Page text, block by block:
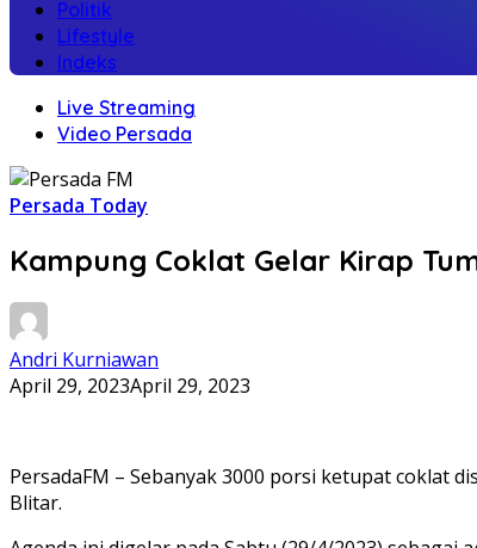
Politik
Lifestyle
Indeks
Live Streaming
Video Persada
Persada Today
Kampung Coklat Gelar Kirap
Andri Kurniawan
April 29, 2023April 29, 2023
PersadaFM – Sebanyak 3000 porsi ketupat coklat
Blitar.